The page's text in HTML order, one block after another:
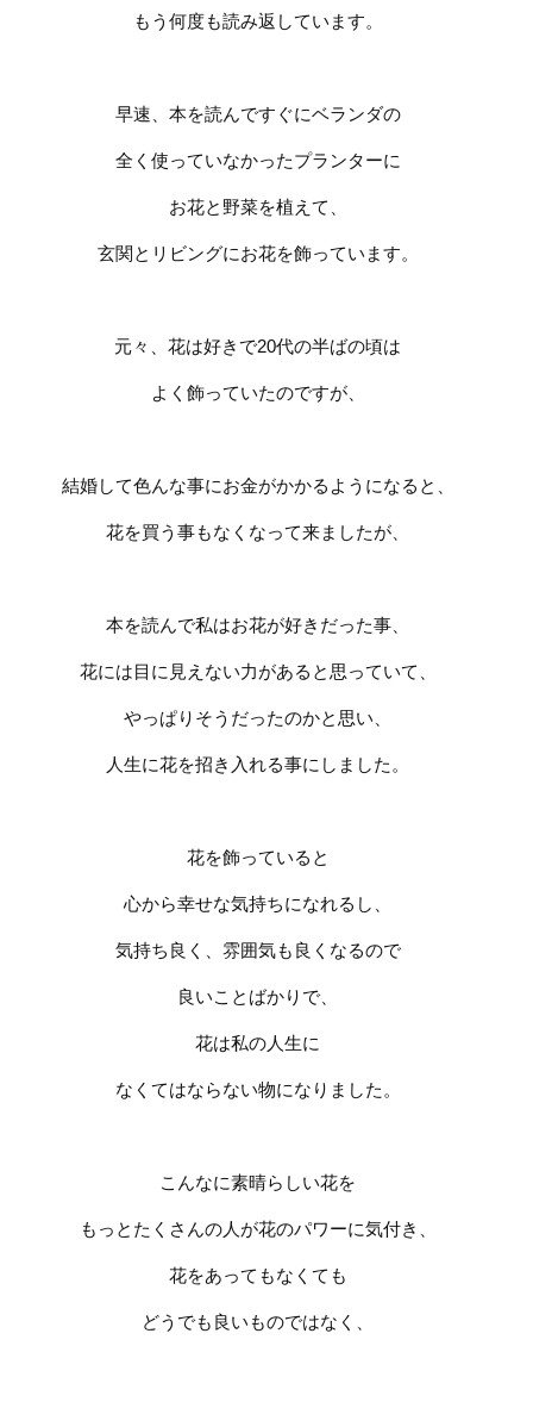
もう何度も読み返しています。
早速、本を読んですぐにベランダの
全く使っていなかったプランターに
お花と野菜を植えて、
玄関とリビングにお花を飾っています。
元々、花は好きで20代の半ばの頃は
よく飾っていたのですが、
結婚して色んな事にお金がかかるようになると、
花を買う事もなくなって来ましたが、
本を読んで私はお花が好きだった事、
花には目に見えない力があると思っていて、
やっぱりそうだったのかと思い、
人生に花を招き入れる事にしました。
花を飾っていると
心から幸せな気持ちになれるし、
気持ち良く、雰囲気も良くなるので
良いことばかりで、
花は私の人生に
なくてはならない物になりました。
こんなに素晴らしい花を
もっとたくさんの人が花のパワーに気付き、
花をあってもなくても
どうでも良いものではなく、